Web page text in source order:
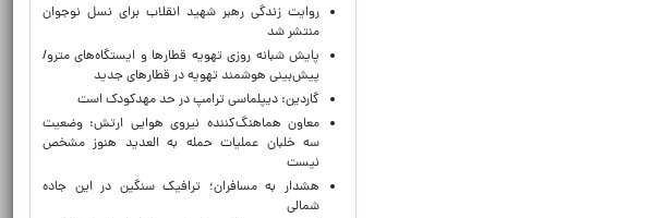
روایت زندگی رهبر شهید انقلاب برای نسل نوجوان
منتشر شد
پایش شبانه روزی تهویه قطارها و ایستگاه‌های مترو/
پیش‌بینی هوشمند تهویه در قطارهای جدید
گاردین: دیپلماسی ترامپ در حد مهدکودک است
معاون هماهنگ‌کننده نیروی هوایی ارتش: وضعیت
سه خلبان عملیات حمله به العدید هنوز مشخص
نیست
هشدار به مسافران؛ ترافیک سنگین در این جاده
شمالی